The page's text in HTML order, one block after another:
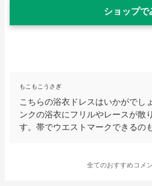
ショップで
もこもこうさぎ
こちらの浴衣ドレスはいかがでし
ンクの浴衣にフリルやレースが散
す。帯でウエストマークできるの
全てのおすすめコメ